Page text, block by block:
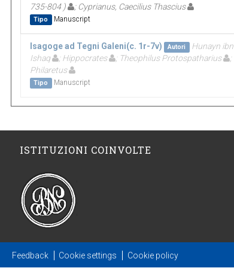
735-804 )
; Cyprianus, Caecilius Thascius
Tipo Manuscript
Isagoge ad Tegni Galeni(c. 1r-7v) Autori
Hunayn ibn
Ishaq
; Hippocrates ; Theophilus Protospatharius
;
Philaretus
Tipo Manuscript
ISTITUZIONI COINVOLTE
Feedback Cookie settings Cookie policy